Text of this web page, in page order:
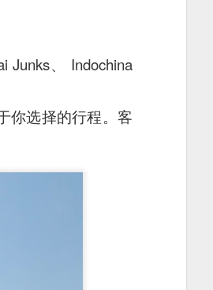
Junks、 Indochina
你选择的行程。客
till so soft and
to the rice while the